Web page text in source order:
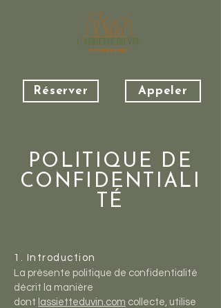
Réserver Appeler
POLITIQUE DE
CONFIDENTIALI
TÉ
1. Introduction
La présente politique de confidentialité
décrit la manière
dont lassietteduvin.com collecte, utilise